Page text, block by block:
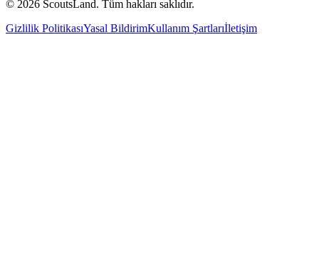
© 2026 ScoutsLand. Tüm hakları saklıdır.
Gizlilik PolitikasıYasal BildirimKullanım Şartlarıİletişim